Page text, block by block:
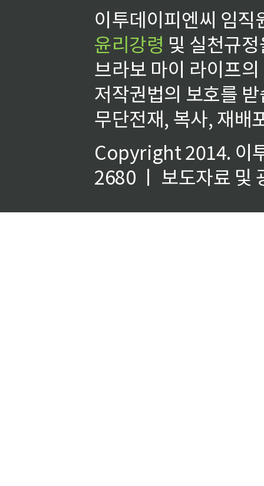
이투데이피엔씨 임
윤리강령 및 실천규
브라보 마이 라이프
저작권법의 보호를
무단전재, 복사, 재배
Copyright 2014. 이
2680 ㅣ 보도자료